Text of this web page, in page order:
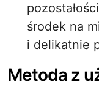
środek na
i delikatnie
Metoda z